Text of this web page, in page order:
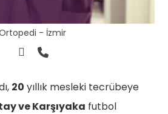
- İzmir
20 yıllık mesleki tecrübeye
ve Karşıyaka futbol